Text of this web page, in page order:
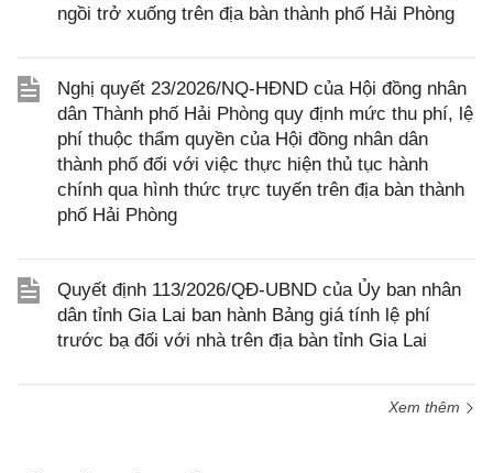
ngồi trở xuống trên địa bàn thành phố Hải Phòng
Nghị quyết 23/2026/NQ-HĐND của Hội đồng nhân
dân Thành phố Hải Phòng quy định mức thu phí, lệ
phí thuộc thẩm quyền của Hội đồng nhân dân
thành phố đối với việc thực hiện thủ tục hành
chính qua hình thức trực tuyến trên địa bàn thành
phố Hải Phòng
Quyết định 113/2026/QĐ-UBND của Ủy ban nhân
dân tỉnh Gia Lai ban hành Bảng giá tính lệ phí
trước bạ đối với nhà trên địa bàn tỉnh Gia Lai
Xem thêm